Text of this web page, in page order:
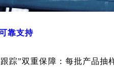
靠支持
踪”双重保障：每批产品